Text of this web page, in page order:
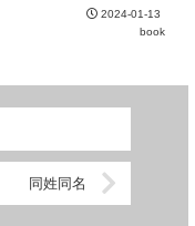
発掘することが大きな目
た。一方、本書アメリカ
2024-01-13
book
同姓同名